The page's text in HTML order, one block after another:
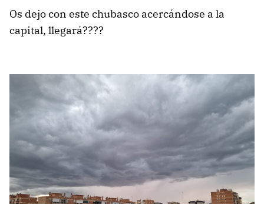
Os dejo con este chubasco acercándose a la
capital, llegará????